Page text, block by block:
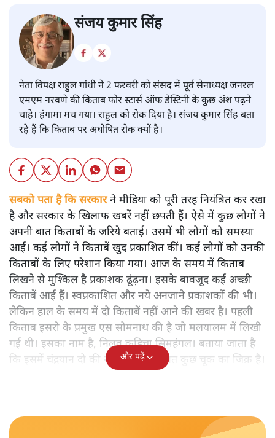
संजय कुमार सिंह
नेता विपक्ष राहुल गांधी ने 2 फरवरी को संसद में पूर्व सेनाध्यक्ष जनरल
एमएम नरवणे की किताब फोर स्टार्स ऑफ डेस्टिनी के कुछ अंश पढ़ने
चाहे। हंगामा मच गया। राहुल को रोक दिया है। संजय कुमार सिंह बता
रहे हैं कि किताब पर अघोषित रोक क्यों है।
सबको पता है कि सरकारने मीडिया को पूरी तरह नियंत्रित कर रखा
है और सरकार के खिलाफ खबरें नहीं छपती हैं। ऐसे में कुछ लोगों ने
अपनी बात किताबों के जरिये बताई। उसमें भी लोगों को समस्या
आई। कई लोगों ने किताबें खुद प्रकाशित कीं। कई लोगों को उनकी
किताबों के लिए परेशान किया गया। आज के समय में किताब
लिखने से मुश्किल है प्रकाशक ढूंढ़ना। इसके बावजूद कई अच्छी
किताबें आई हैं। स्वप्रकाशित और नये अनजाने प्रकाशकों की भी।
लेकिन हाल के समय में दो किताबें नहीं आने की खबर है। पहली
किताब इसरो के प्रमुख एस सोमनाथ की है जो मलयालम में लिखी
गई थी। इसका नाम है, निलवु कुडिचा सिमहंगल। बताया जाता है
कि इसमें चंद्रयान दो की नाकामी से संबंधित कुछ चूक का जिक्र है।
और पढ़ें